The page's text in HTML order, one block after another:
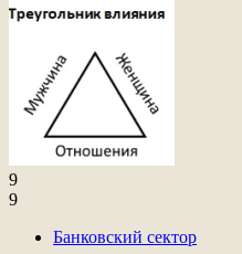
9
9
Банковский сектор